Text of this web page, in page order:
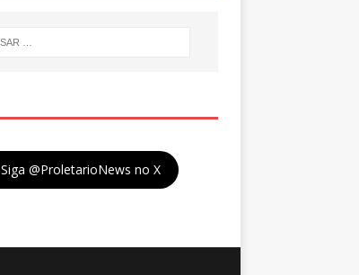
Siga @ProletarioNews no X